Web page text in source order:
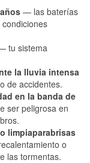
— las baterías
tu sistema
la lluvia intensa
de accidentes.
en la banda de
ser peligrosa en
limpiaparabrisas
o
las tormentas.